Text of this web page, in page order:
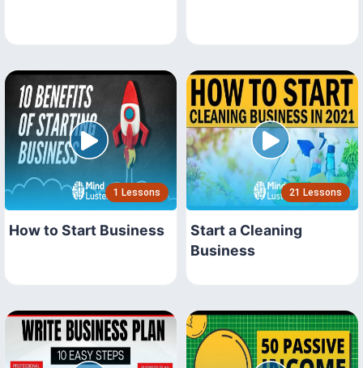
1 Lessons
How to Start Business
21 Lessons
Start a Cleaning
Business